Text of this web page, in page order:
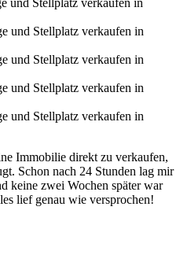
Immobilie direkt zu verkaufen,
Schon nach 24 Stunden lag mir
keine zwei Wochen später war
lief genau wie versprochen!